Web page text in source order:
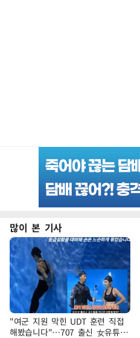
많이 본 기사
"여군 지원 막힌 UDT 훈련 직접
해봤습니다"…707 출신 女유튜버